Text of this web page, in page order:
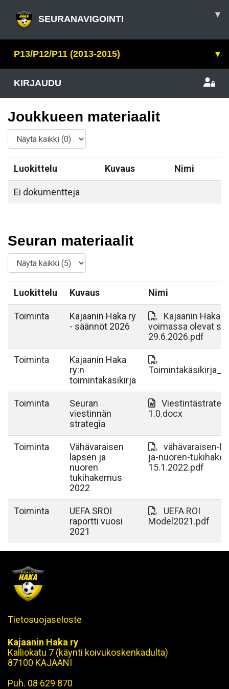
SEURANAVIGOINTI ▾
P13/P12/P11 (2013-2015) ▾
KIRJAUDU
Joukkueen materiaalit
Luokittelu Kuvaus Nimi
Ei dokumentteja
Seuran materiaalit
Luokittelu Kuvaus Nimi
Toiminta
Kajaanin Haka ry
- säännöt 2026
Kajaanin Haka
voimassa olevat
29.6.2026.pdf
Toiminta
Kajaanin Haka
ry:n
toimintakäsikirja
Toiminta
Seuran
viestinnän
strategia
1.0.docx
Toiminta
Vähävaraisen
lapsen ja
nuoren
tukihakemus
2022
vähävaraisen-
ja-nuoren-
15.1.2022.pdf
Toiminta
UEFA SROI
raportti vuosi
2021
UEFA ROI
Model2021.pdf
Tietosuojaseloste
Kajaanin Haka ry
Kalliokatu 7 (käynti koivukoskenkadulta)
87100 KAJAANI
Puh. 08 629 870